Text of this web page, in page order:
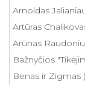
Arnoldas
Artūras
Arūnas
Bažnyčios
Benas ir Zigmas